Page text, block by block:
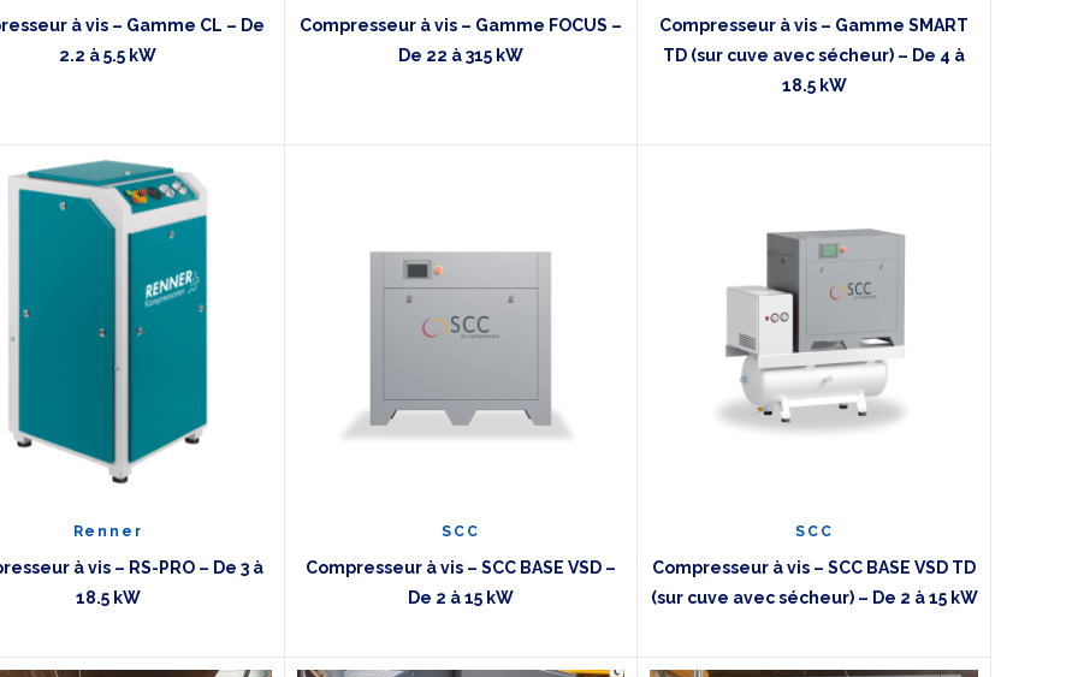
à vis – Gamme CL – De
2.2 à 5.5 kW
Compresseur à vis – Gamme FOCUS –
De 22 à 315 kW
Compresseur à vis – Gamme SMART
TD (sur cuve avec sécheur) – De 4 à
18.5 kW
Renner
à vis – RS-PRO – De 3 à
18.5 kW
SCC
Compresseur à vis – SCC BASE VSD –
De 2 à 15 kW
SCC
Compresseur à vis – SCC BASE VSD TD
(sur cuve avec sécheur) – De 2 à 15 kW